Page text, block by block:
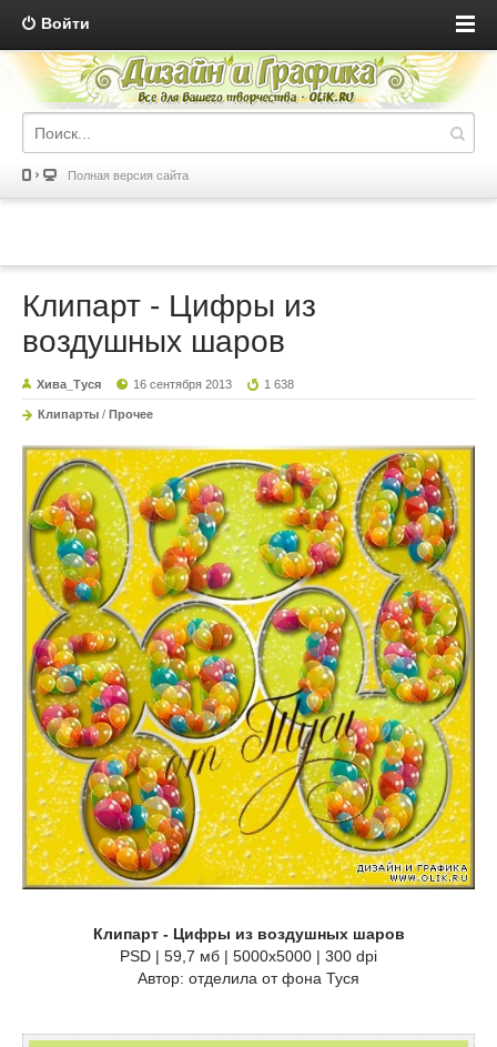
Войти
Полная версия сайта
Клипарт - Цифры из
воздушных шаров
Хива_Туся 16 сентября 2013 1 638
Клипарты / Прочее
Клипарт - Цифры из воздушных шаров
PSD | 59,7 мб | 5000х5000 | 300 dpi
Автор: отделила от фона Туся